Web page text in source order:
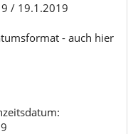
/ 19.1.2019
- auch hier